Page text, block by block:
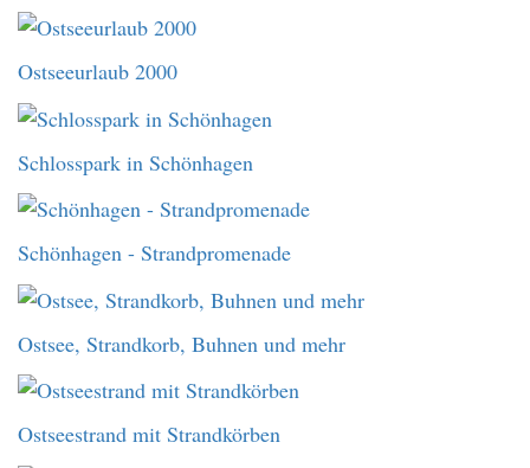
Ostseeurlaub 2000
Schlosspark in Schönhagen
Schönhagen - Strandpromenade
Ostsee, Strandkorb, Buhnen und mehr
Ostseestrand mit Strandkörben